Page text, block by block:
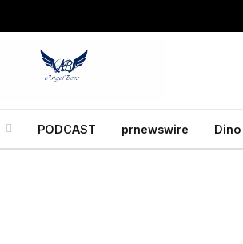
PODCAST prnewswire Dino